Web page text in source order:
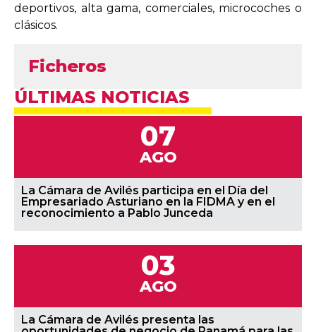
deportivos, alta gama, comerciales, microcoches o
clásicos.
Ficheros
ÚLTIMAS NOTICIAS
07
AGO
La Cámara de Avilés participa en el Día del
Empresariado Asturiano en la FIDMA y en el
reconocimiento a Pablo Junceda
03
AGO
La Cámara de Avilés presenta las